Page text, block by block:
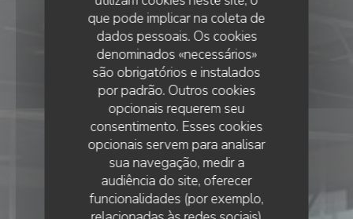
que pode implicar na coleta de
dados pessoais. Os cookies
denominados «necessários»
são obrigatórios e instalados
por padrão. Outros cookies
opcionais requerem seu
consentimento. Esses cookies
opcionais servem para analisar
sua navegação, medir a
audiência do site, oferecer
funcionalidades (por exemplo,